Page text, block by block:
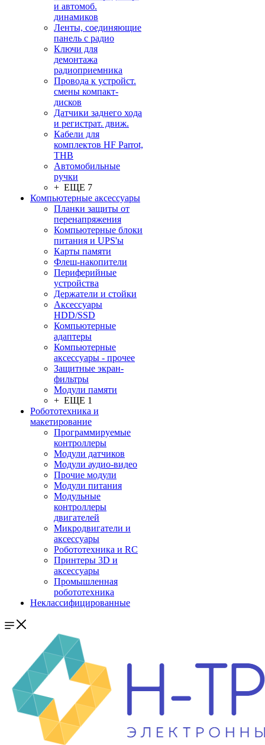
и автомоб.
динамиков
Ленты, соединяющие
панель с радио
Ключи для
демонтажа
радиоприемника
Провода к устройст.
смены компакт-
дисков
Датчики заднего хода
и регистрат. движ.
Кабели для
комплектов HF Parrot,
THB
Автомобильные
ручки
+ ЕЩЕ 7
Компьютерные аксессуары
Планки защиты от
перенапряжения
Компьютерные блоки
питания и UPS'ы
Карты памяти
Флеш-накопители
Периферийные
устройства
Держатели и стойки
Аксессуары
HDD/SSD
Компьютерные
адаптеры
Компьютерные
аксессуары - прочее
Защитные экран-
фильтры
Модули памяти
+ ЕЩЕ 1
Робототехника и
макетирование
Программируемые
контроллеры
Модули датчиков
Модули аудио-видео
Прочие модули
Модули питания
Модульные
контроллеры
двигателей
Микродвигатели и
аксессуары
Робототехника и RC
Принтеры 3D и
аксессуары
Промышленная
робототехника
Неклассифицированные